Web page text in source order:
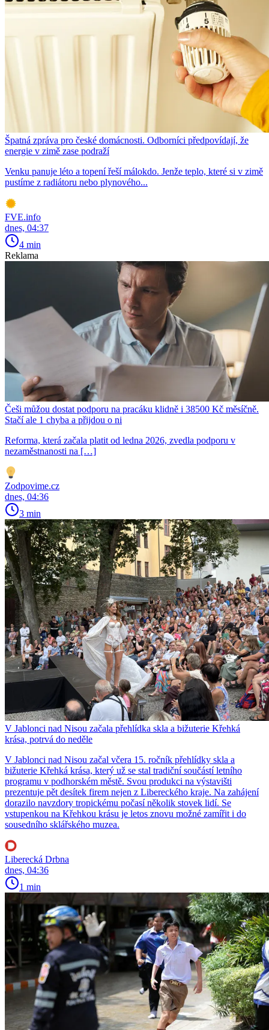
Špatná zpráva pro české domácnosti. Odborníci předpovídají, že
energie v zimě zase podraží
Venku panuje léto a topení řeší málokdo. Jenže teplo, které si v zimě
pustíme z radiátoru nebo plynového...
FVE.info
dnes, 04:37
4 min
Reklama
Češi můžou dostat podporu na pracáku klidně i 38500 Kč měsíčně.
Stačí ale 1 chyba a přijdou o ni
Reforma, která začala platit od ledna 2026, zvedla podporu v
nezaměstnanosti na […]
Zodpovime.cz
dnes, 04:36
3 min
V Jablonci nad Nisou začala přehlídka skla a bižuterie Křehká
krása, potrvá do neděle
V Jablonci nad Nisou začal včera 15. ročník přehlídky skla a
bižuterie Křehká krása, který už se stal tradiční součástí letního
programu v podhorském městě. Svou produkci na výstavišti
prezentuje pět desítek firem nejen z Libereckého kraje. Na zahájení
dorazilo navzdory tropickému počasí několik stovek lidí. Se
vstupenkou na Křehkou krásu je letos znovu možné zamířit i do
sousedního sklářského muzea.
Liberecká Drbna
dnes, 04:36
1 min